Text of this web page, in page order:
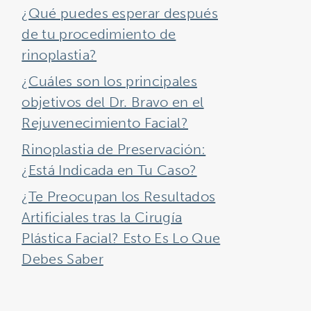
¿Qué puedes esperar después
de tu procedimiento de
rinoplastia?
¿Cuáles son los principales
objetivos del Dr. Bravo en el
Rejuvenecimiento Facial?
Rinoplastia de Preservación:
¿Está Indicada en Tu Caso?
¿Te Preocupan los Resultados
Artificiales tras la Cirugía
Plástica Facial? Esto Es Lo Que
Debes Saber